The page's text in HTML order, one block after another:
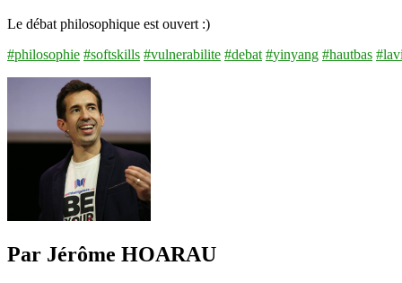
Le débat philosophique est ouvert :)⁠
#philosophie #softskills #vulnerabilite #debat #yinyang #hautbas #
Par Jérôme HOARAU